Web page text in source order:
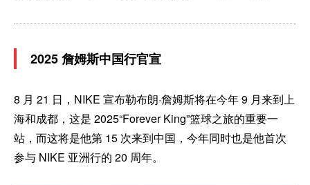
2025 詹姆斯中国行官宣
8 月 21 日，NIKE 宣布勒布朗·詹姆斯将在今年 9 月来到上
海和成都，这是 2025“Forever King”篮球之旅的重要一
站，而这将是他第 15 次来到中国，今年同时也是他首次
参与 NIKE 亚洲行的 20 周年。